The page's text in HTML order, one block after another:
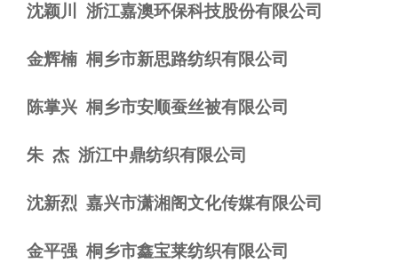
沈颖川 浙江嘉澳环保科技股份有限公司
金辉楠 桐乡市新思路纺织有限公司
陈掌兴 桐乡市安顺蚕丝被有限公司
朱 杰 浙江中鼎纺织有限公司
沈新烈 嘉兴市潇湘阁文化传媒有限公司
金平强 桐乡市鑫宝莱纺织有限公司